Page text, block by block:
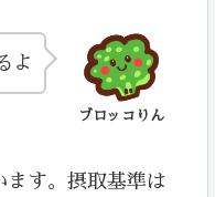
ブロッコりん
よ
ます。摂取基準は